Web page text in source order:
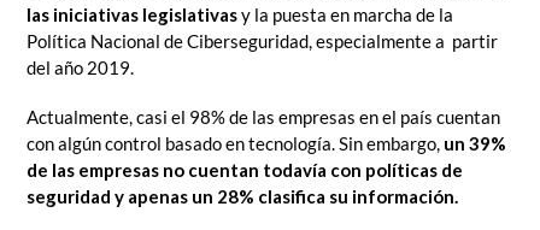
las iniciativas legislativasy la puesta en marcha de la
Política Nacional de Ciberseguridad, especialmente a partir
del año 2019.
Actualmente, casi el 98% de las empresas en el país cuentan
con algún control basado en tecnología. Sin embargo, un 39%
de las empresas no cuentan todavía con políticas de
seguridad y apenas un 28% clasifica su información.